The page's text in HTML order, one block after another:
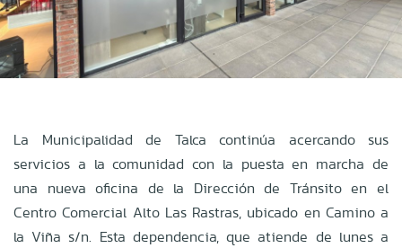
La Municipalidad de Talca continúa acercando sus
servicios a la comunidad con la puesta en marcha de
una nueva oficina de la Dirección de Tránsito en el
Centro Comercial Alto Las Rastras, ubicado en Camino a
la Viña s/n. Esta dependencia, que atiende de lunes a